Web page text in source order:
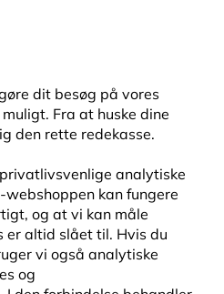
dit besøg på vores
Fra at huske dine
den rette redekasse.
analytiske
kan fungere
og at vi kan måle
er altid slået til. Hvis du
vi også analytiske
og
i 11 lande
over 499 kr.
giver rødstjerter en tryg og
Kasserne er tilpasset
sig til